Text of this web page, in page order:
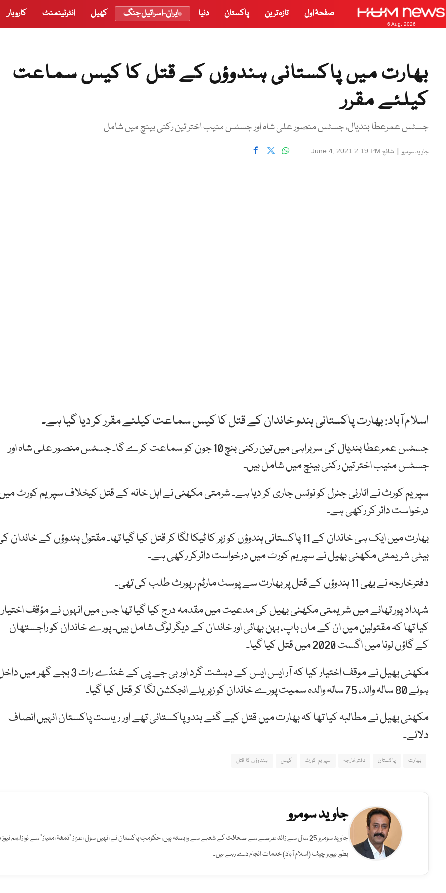
6 Aug, 2026
صفحۂ اول تازہ ترین پاکستان دنیا ایران-اسرائیل جنگ کھیل انٹرٹینمنٹ کاروبار
بھارت میں پاکستانی ہندوؤں کے قتل کا کیس سماعت
کیلئے مقرر
جسٹس عمرعطا بندیال، جسٹس منصور علی شاہ اور جسٹس منیب اختر تین رکنی بینچ میں شامل
جاوید سومرو| شائع June 4, 2021 2:19 PM
اسلام آباد: بھارت پاکستانی ہندو خاندان کے قتل کا کیس سماعت کیلئے مقرر کر دیا گیا ہے۔
جسٹس عمرعطا بندیال کی سربراہی میں تین رکنی بنچ 10 جون کو سماعت کرے گا۔ جسٹس منصور علی شاہ اور
جسٹس منیب اختر تین رکنی بینچ میں شامل ہیں۔
سپریم کورٹ نے اٹارنی جنرل کو نوٹس جاری کر دیا ہے۔ شرمتی مکھنی نے اہل خانہ کے قتل کیخلاف سپریم کورٹ
درخواست دائر کر رکھی ہے۔
بھارت میں ایک ہی خاندان کے 11 پاکستانی ہندوؤں کو زہر کا ٹیکا لگا کر قتل کیا گیا تھا۔ مقتول ہندوؤں کے خاندان
بیٹی شریمتی مکھنی بھیل نے سپریم کورٹ میں درخواست دائرکر رکھی ہے۔
دفترخارجہ نے بھی 11 ہندوؤں کے قتل پر بھارت سے پوسٹ مارٹم رپورٹ طلب کی تھی۔
شہداد پور تھانے میں شریمتی مکھنی بھیل کی مدعیت میں مقدمہ درج کیا گیا تھا جس میں انہوں نے مؤقف اختیار
کیا تھا کہ مقتولین میں ان کے ماں باپ، بہن بھائی اور خاندان کے دیگر لوگ شامل ہیں۔ پورے خاندان کو راجستھان
کے گاؤں لونا میں اگست 2020 میں قتل کیا گیا۔
مکھنی بھیل نے موقف اختیار کیا کہ آر ایس ایس کے دہشت گرد اور بی جے پی کے غنڈے رات 3 بجے گھر
ہوئے 80 سالہ والد، 75 سالہ والدہ سمیت پورے خاندان کو زہریلے انجکشن لگا کر قتل کیا گیا۔
مکھنی بھیل نے مطالبہ کیا تھا کہ بھارت میں قتل کیے گئے ہندو پاکستانی تھے اور ریاست پاکستان انہیں انصاف
دلائے۔
بھارت پاکستان دفترخارجہ سپریم کورٹ کیس ہندوؤں کا قتل
جاوید سومرو
جاوید سومرو 25 سال سے زائد عرصے سے صحافت کے شعبے سے وابستہ ہیں، حکومتِ پاکستان نے انہیں سول اعزاز "تمغۂ امتیاز" سے نوازا،ہم
بطور بیورو چیف (اسلام آباد) خدمات انجام دے رہے ہیں۔